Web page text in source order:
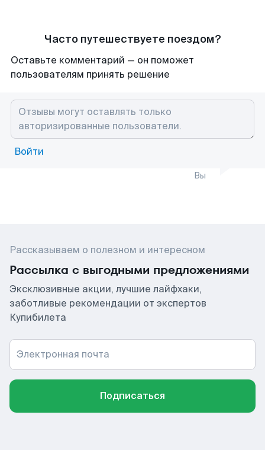
Часто путешествуете поездом?
Оставьте комментарий — он поможет
пользователям принять решение
Войти
Вы
Рассказываем о полезном и интересном
Рассылка с выгодными предложениями
Эксклюзивные акции, лучшие лайфхаки,
заботливые рекомендации от экспертов
Купибилета
Электронная почта
Подписаться